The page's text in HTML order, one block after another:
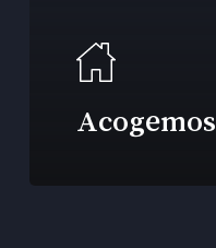
Acogemos